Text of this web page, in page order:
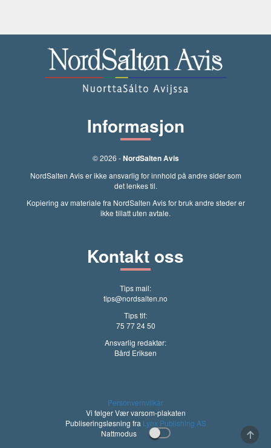
Informasjon
© 2026 -NordSalten Avis
NordSalten Avis er ikke ansvarlig for innhold på andre sider som
det lenkes til.
Kopiering av materiale fra NordSalten Avis for bruk andre steder er
ikke tillatt uten avtale.
Kontakt oss
Tips mail:
tips@nordsalten.no
Tips tlf:
75 77 24 50
Ansvarlig redaktør:
Bård Eriksen
Personvernvilkår
Vi følger Vær varsom-plakaten
Publiseringsløsning fra Lynx Publishing AS
Nattmodus